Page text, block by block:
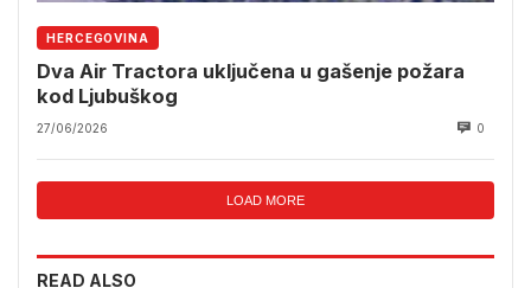
HERCEGOVINA
Dva Air Tractora uključena u gašenje požara
kod Ljubuškog
27/06/2026 0
LOAD MORE
READ ALSO